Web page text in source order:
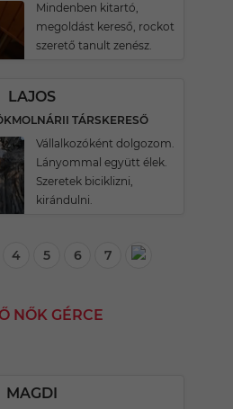
Mindenben kitartó,
megoldást kereső, rockot
szerető tanult zenész.
LAJOS
TÁRSKERESŐ
Vállalkozóként dolgozom.
Lányommal együtt élek.
Szeretek biciklizni,
kirándulni.
4 5 6 7
NŐK GÉRCE
MAGDI